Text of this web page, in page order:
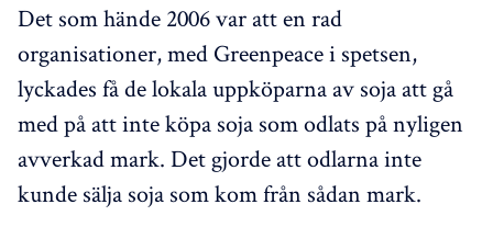
Det som hände 2006 var att en rad
organisationer, med Greenpeace i spetsen,
lyckades få de lokala uppköparna av soja att gå
med på att inte köpa soja som odlats på nyligen
avverkad mark. Det gjorde att odlarna inte
kunde sälja soja som kom från sådan mark.